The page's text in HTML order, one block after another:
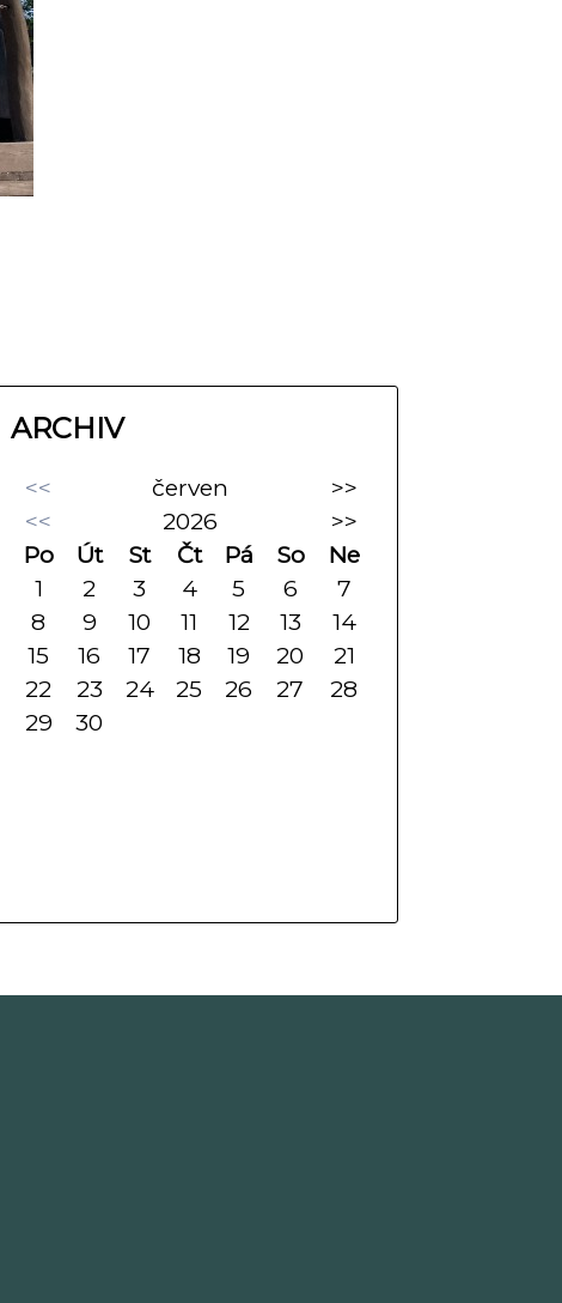
ARCHIV
<< červen
>>
<<
2026
>>
Po
Út St Čt Pá So
Ne
1
2 3 4 5 6
7
8
9 10 11 12 13
14
15
16 17 18 19 20
21
22
23 24 25 26 27
28
29
30